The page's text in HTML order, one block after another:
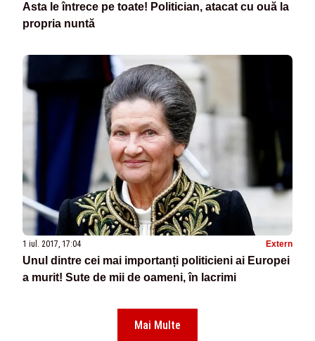
Asta le întrece pe toate! Politician, atacat cu ouă la
propria nuntă
1 iul. 2017, 17:04 Extern
Unul dintre cei mai importanți politicieni ai Europei
a murit! Sute de mii de oameni, în lacrimi
Mai Multe